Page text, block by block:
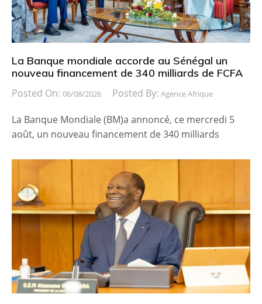
La Banque mondiale accorde au Sénégal un
nouveau financement de 340 milliards de FCFA
Posted On: 06/08/2026 Posted By: Agence Afrique
La Banque Mondiale (BM)a annoncé, ce mercredi 5
août, un nouveau financement de 340 milliards